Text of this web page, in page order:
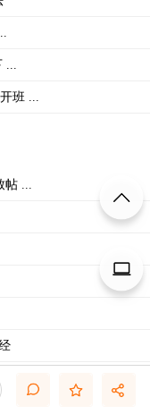
班 ...
...
...